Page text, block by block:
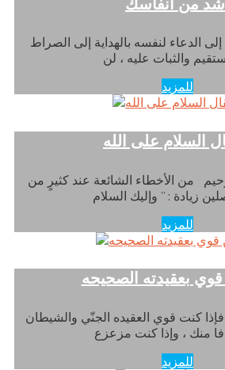
الدعاء لنفسه بالهداية إلى الصراط
للمزيد
السلام على الله
من الأخطاء الشائعة عند كثيرٍ من
للمزيد
قوي بعقيدته الصحيحه
فإذا كنت قوي العقيده الجنّي والشيطان
للمزيد